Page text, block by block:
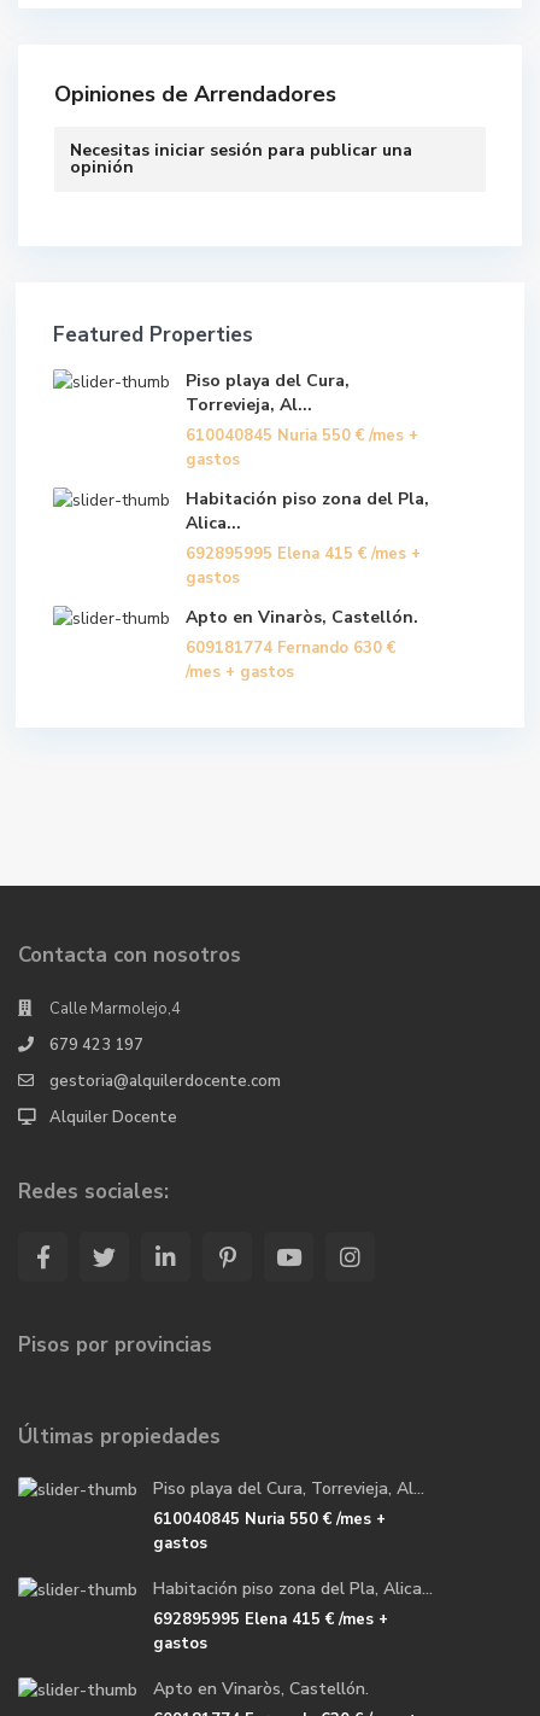
Opiniones de Arrendadores
Necesitas iniciar sesión para publicar una
opinión
Featured Properties
Piso playa del Cura,
Torrevieja, Al...
610040845 Nuria 550 € /mes +
gastos
Habitación piso zona del Pla,
Alica...
692895995 Elena 415 € /mes +
gastos
Apto en Vinaròs, Castellón.
609181774 Fernando 630 €
/mes + gastos
Contacta con nosotros
Calle Marmolejo,4
679 423 197
gestoria@alquilerdocente.com
Alquiler Docente
Redes sociales:
Pisos por provincias
Últimas propiedades
Piso playa del Cura, Torrevieja, Al...
610040845 Nuria 550 €/mes +
gastos
Habitación piso zona del Pla, Alica...
692895995 Elena 415 €/mes +
gastos
Apto en Vinaròs, Castellón.